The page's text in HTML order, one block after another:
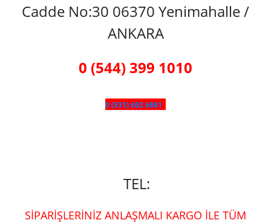
Cadde No:30 06370 Yenimahalle /
ANKARA
0 (544) 399 1010
0 (531) 602 6861
TEL:
SİPARİŞLERİNİZ ANLAŞMALI KARGO İLE TÜM